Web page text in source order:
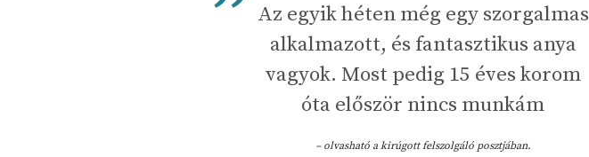
Az egyik héten még egy szorgalmas
alkalmazott, és fantasztikus anya
vagyok. Most pedig 15 éves korom
óta először nincs munkám
– olvasható a kirúgott felszolgáló posztjában.